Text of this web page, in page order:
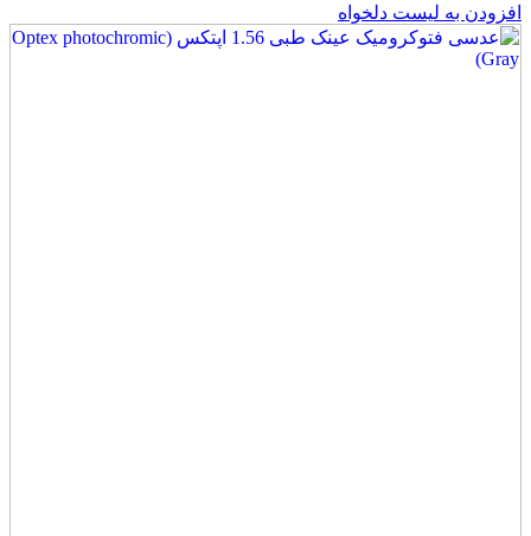
افزودن به لیست دلخواه